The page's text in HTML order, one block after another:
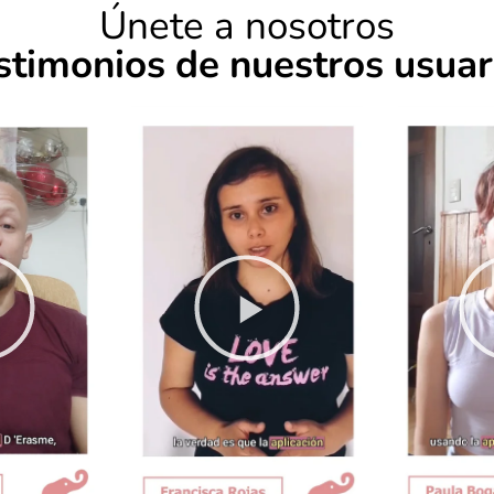
Únete a nosotros
de nuestros